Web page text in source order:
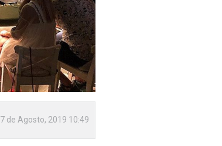
7 de Agosto, 2019 10:49